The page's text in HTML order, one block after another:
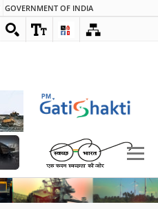
GOVERNMENT OF INDIA